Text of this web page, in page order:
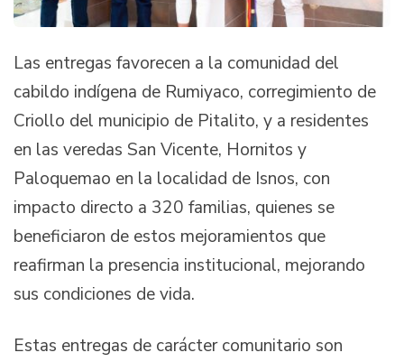
Las entregas favorecen a la comunidad del
cabildo indígena de Rumiyaco, corregimiento de
Criollo del municipio de Pitalito, y a residentes
en las veredas San Vicente, Hornitos y
Paloquemao en la localidad de Isnos, con
impacto directo a 320 familias, quienes se
beneficiaron de estos mejoramientos que
reafirman la presencia institucional, mejorando
sus condiciones de vida.
Estas entregas de carácter comunitario son